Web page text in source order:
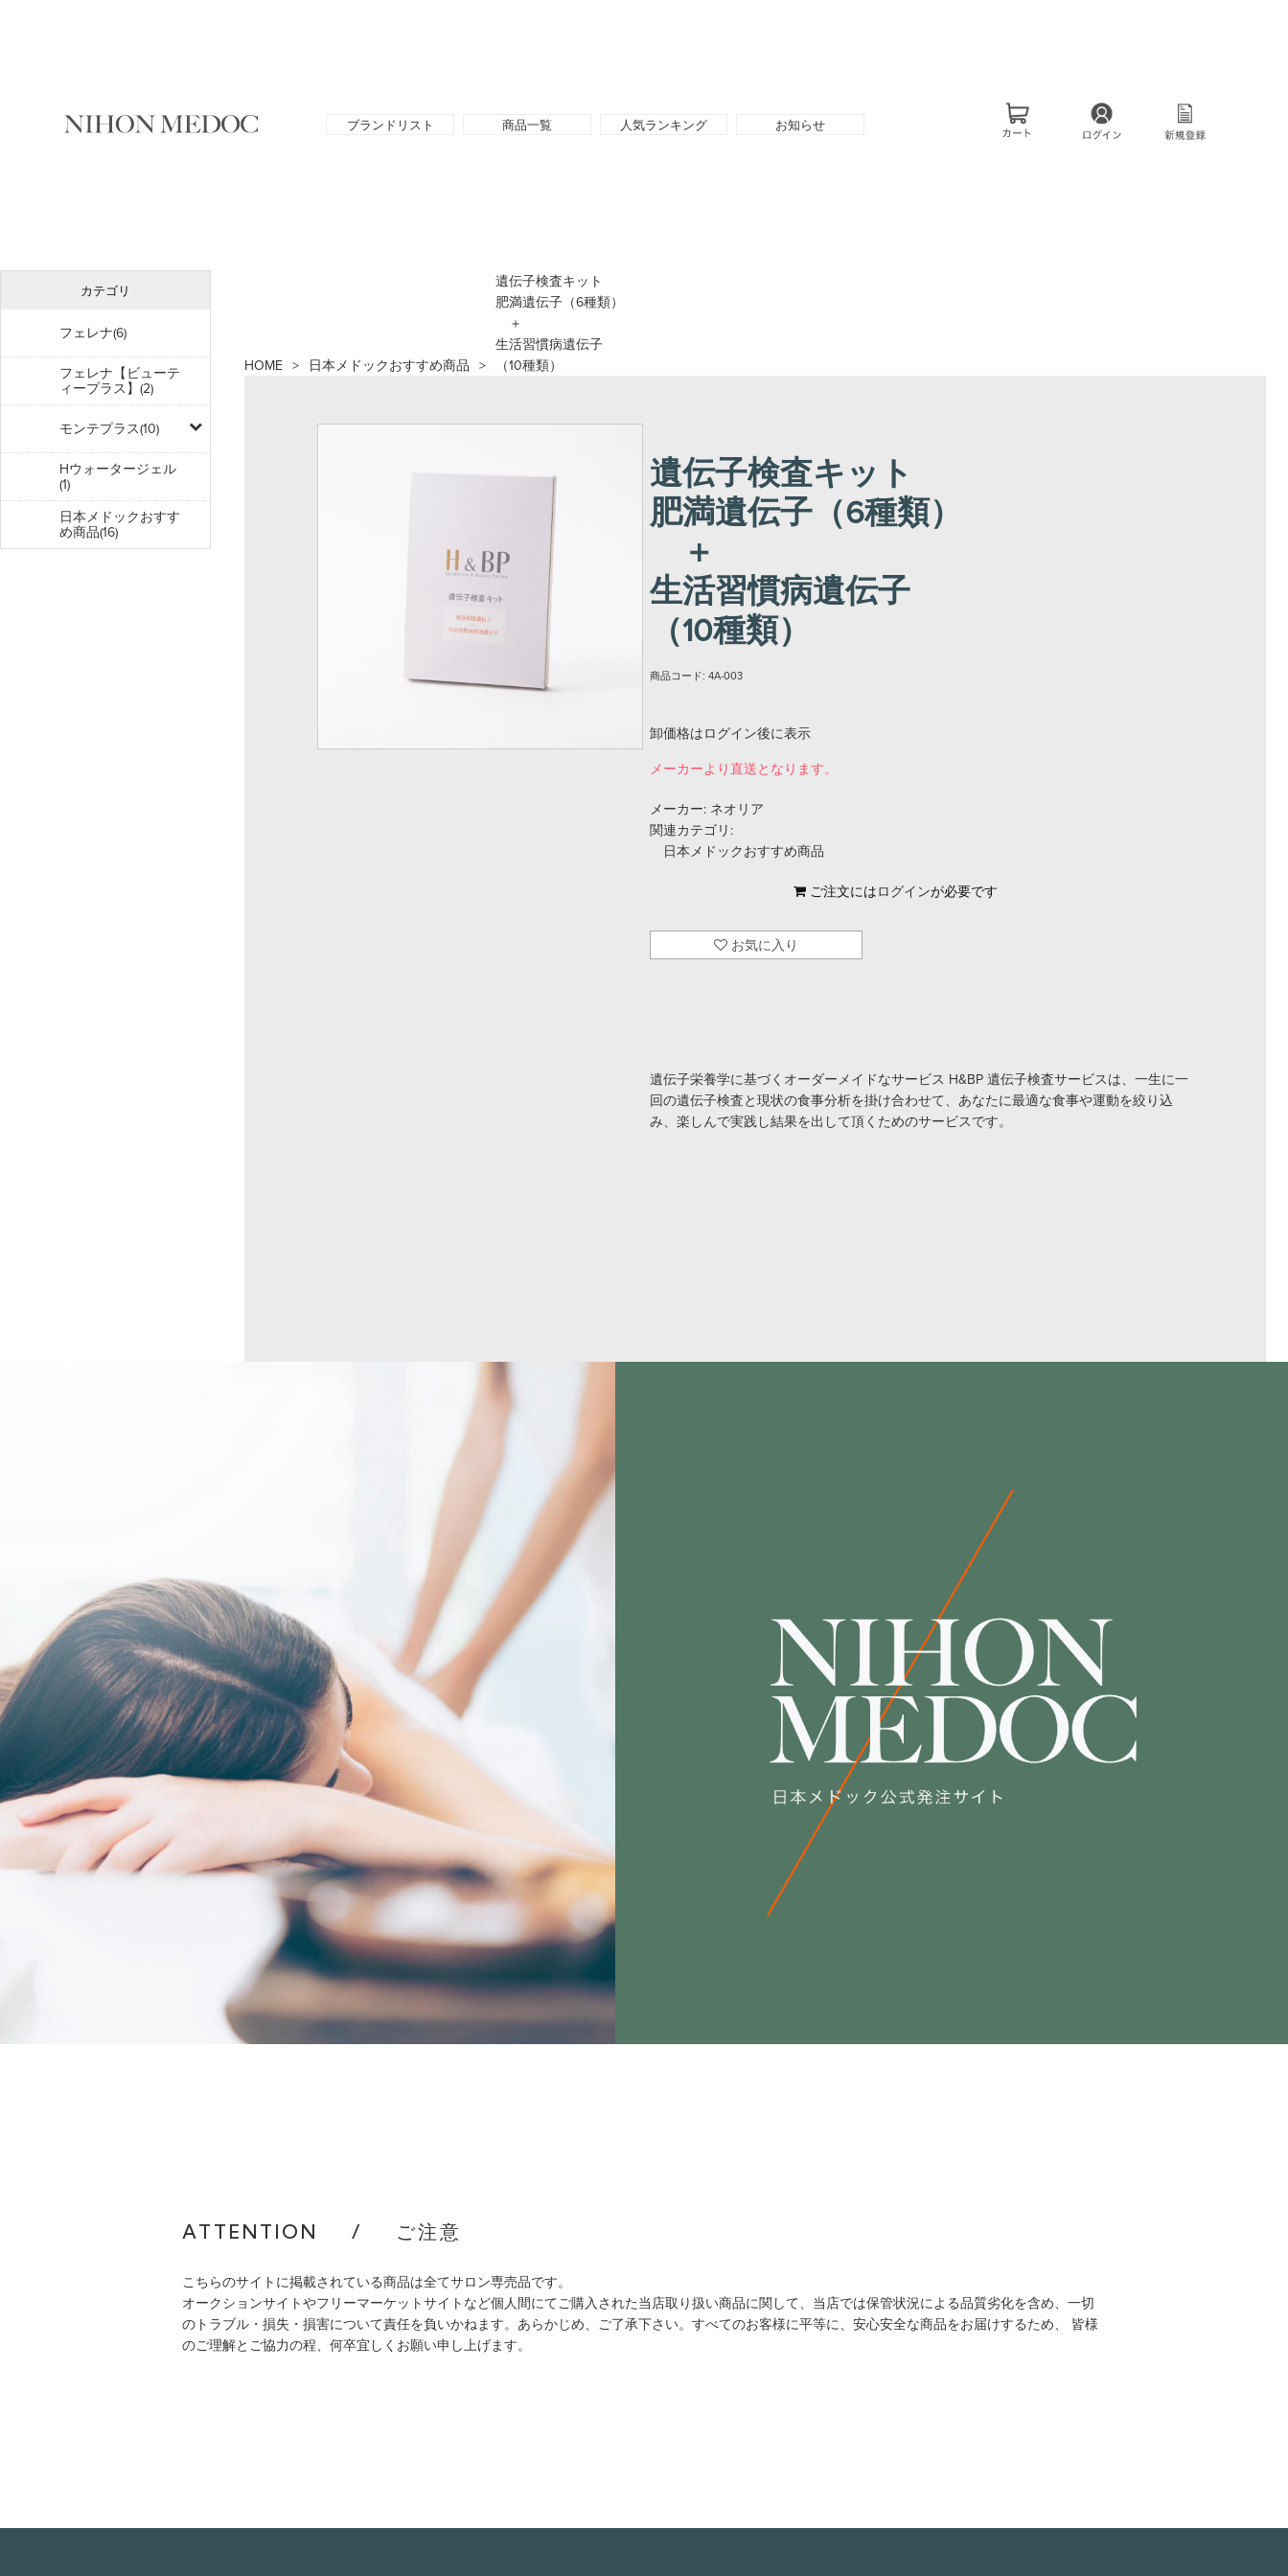
ブランドリスト 商品一覧 人気ランキング お知らせ
カテゴリ
フェレナ(6)
フェレナ【ビューテ
ィープラス】(2)
モンテプラス(10)
Hウォータージェル
(1)
日本メドックおすす
め商品(16)
HOME 日本メドックおすすめ商品
遺伝子検査キット
肥満遺伝子（6種類）
＋
生活習慣病遺伝子
（10種類）
遺伝子検査キット
肥満遺伝子（6種類）
＋
生活習慣病遺伝子
（10種類）
商品コード: 4A-003
卸価格はログイン後に表示
メーカーより直送となります。
メーカー: ネオリア
関連カテゴリ:
日本メドックおすすめ商品
ご注文にはログインが必要です
お気に入り
遺伝子栄養学に基づくオーダーメイドなサービス H&BP 遺伝子検査サービスは、一生に一
回の遺伝子検査と現状の食事分析を掛け合わせて、あなたに最適な食事や運動を絞り込
み、楽しんで実践し結果を出して頂くためのサービスです。
ATTENTION / ご注意
こちらのサイトに掲載されている商品は全てサロン専売品です。
オークションサイトやフリーマーケットサイトなど個人間にてご購入された当店取り扱い商品に関して、当店では保管状況による品質劣化を含め、一切
のトラブル・損失・損害について責任を負いかねます。あらかじめ、ご了承下さい。すべてのお客様に平等に、安心安全な商品をお届けするため、 皆様
のご理解とご協力の程、何卒宜しくお願い申し上げます。